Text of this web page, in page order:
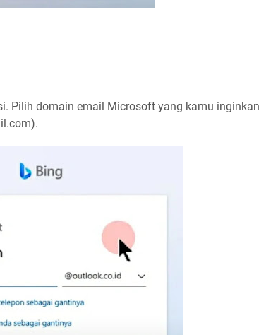
Pilih domain email Microsoft yang kamu inginkan